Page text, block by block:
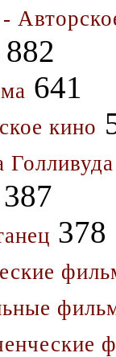
882
641
кино
Голливуда
387
378